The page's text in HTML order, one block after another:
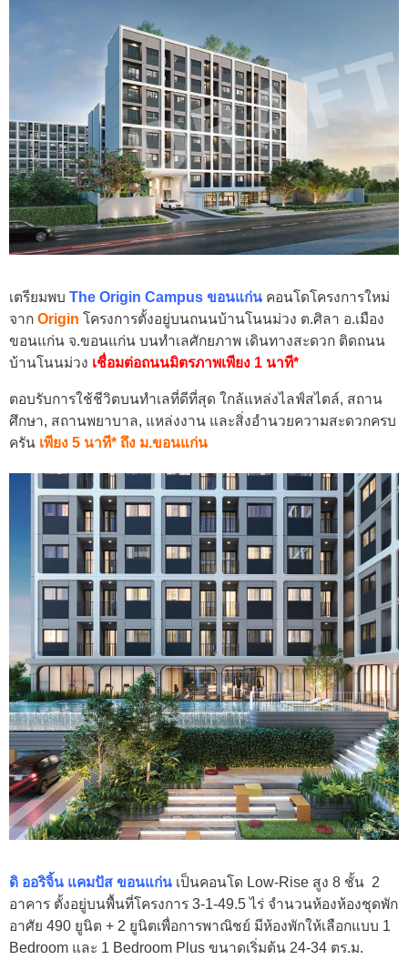
เตรียมพบ The Origin Campus ขอนแก่น คอนโดโครงการใหม่
จาก Origin โครงการตั้งอยู่บนถนนบ้านโนนม่วง ต.ศิลา อ.เมือง
ขอนแก่น จ.ขอนแก่น บนทำเลศักยภาพ เดินทางสะดวก ติดถนน
บ้านโนนม่วง เชื่อมต่อถนนมิตรภาพเพียง 1 นาที*
ตอบรับการใช้ชีวิตบนทำเลที่ดีที่สุด ใกล้แหล่งไลฟ์สไตล์, สถาน
ศึกษา, สถานพยาบาล, แหล่งงาน และสิ่งอำนวยความสะดวกครบ
ครัน เพียง 5 นาที* ถึง ม.ขอนแก่น
ดิ ออริจิ้น แคมปัส ขอนแก่น เป็นคอนโด Low-Rise สูง 8 ชั้น 2
อาคาร ตั้งอยู่บนพื้นที่โครงการ 3-1-49.5 ไร่ จำนวนห้องห้องชุดพัก
อาศัย 490 ยูนิต + 2 ยูนิตเพื่อการพาณิชย์ มีห้องพักให้เลือกแบบ 1
Bedroom และ 1 Bedroom Plus ขนาดเริ่มต้น 24-34 ตร.ม.